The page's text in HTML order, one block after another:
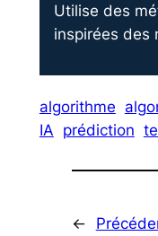
Utilise des
inspirées des
algorithme
IA prédiction
←